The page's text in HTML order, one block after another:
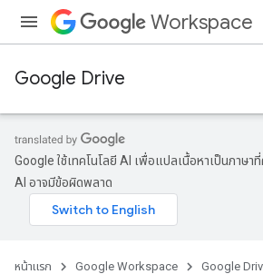
Workspace
Google Drive
Google ใช้เทคโนโลยี AI เพื่อแปลเนื้อหาเป็นภาษ
AI อาจมีข้อผิดพลาด
หน้าแรก Google Workspace Google